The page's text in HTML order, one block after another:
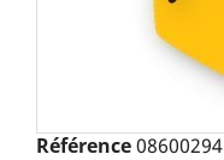
Référence08600294